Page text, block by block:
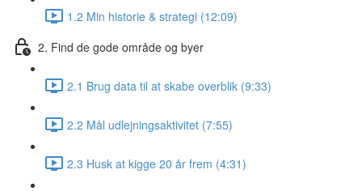
1.2 Min historie & strategi (12:09)
2. Find de gode område og byer
2.1 Brug data til at skabe overblik (9:33)
2.2 Mål udlejningsaktivitet (7:55)
2.3 Husk at kigge 20 år frem (4:31)